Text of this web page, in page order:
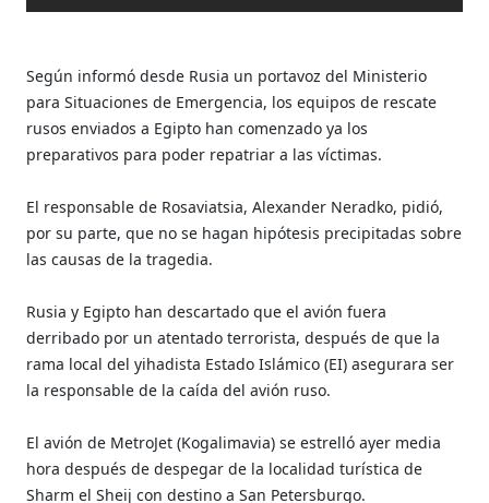
Según informó desde Rusia un portavoz del Ministerio
para Situaciones de Emergencia, los equipos de rescate
rusos enviados a Egipto han comenzado ya los
preparativos para poder repatriar a las víctimas.
El responsable de Rosaviatsia, Alexander Neradko, pidió,
por su parte, que no se hagan hipótesis precipitadas sobre
las causas de la tragedia.
Rusia y Egipto han descartado que el avión fuera
derribado por un atentado terrorista, después de que la
rama local del yihadista Estado Islámico (EI) asegurara ser
la responsable de la caída del avión ruso.
El avión de MetroJet (Kogalimavia) se estrelló ayer media
hora después de despegar de la localidad turística de
Sharm el Sheij con destino a San Petersburgo.